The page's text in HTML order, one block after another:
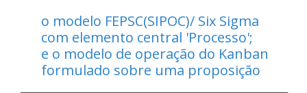
o modelo FEPSC(SIPOC)/ Six Sigma
com elemento central 'Processo';
e o modelo de operação do Kanban
formulado sobre uma proposição